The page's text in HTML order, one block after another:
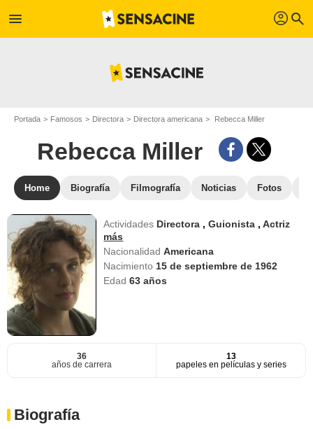
menu profil search
Portada Famosos Directora Directora americana Rebecca Miller
Rebecca Miller
Home Biografía Filmografía Noticias Fotos
Actividades Directora ,Guionista ,Actriz
más
NacionalidadAmericana
Nacimiento 15 de septiembre de 1962
Edad63 años
36
años de carrera
13
papeles en películas y series
Biografía